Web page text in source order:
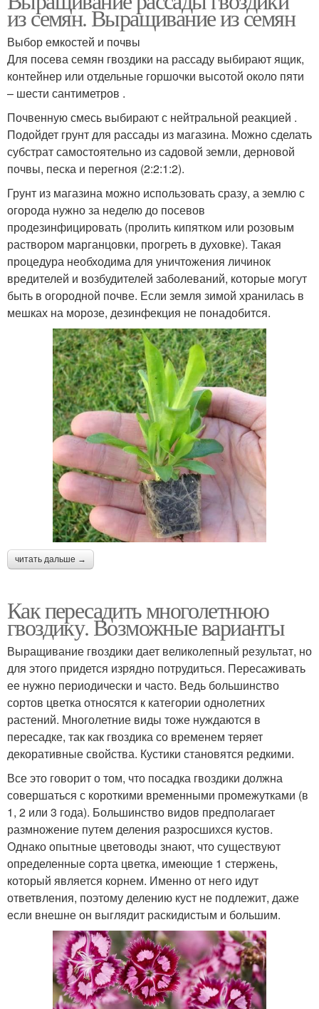
из семян. Выращивание из семян
Выбор емкостей и почвы
Для посева семян гвоздики на рассаду выбирают ящик,
контейнер или отдельные горшочки высотой около пяти
– шести сантиметров .
Почвенную смесь выбирают с нейтральной реакцией .
Подойдет грунт для рассады из магазина. Можно сделать
субстрат самостоятельно из садовой земли, дерновой
почвы, песка и перегноя (2:2:1:2).
Грунт из магазина можно использовать сразу, а землю с
огорода нужно за неделю до посевов
продезинфицировать (пролить кипятком или розовым
раствором марганцовки, прогреть в духовке). Такая
процедура необходима для уничтожения личинок
вредителей и возбудителей заболеваний, которые могут
быть в огородной почве. Если земля зимой хранилась в
мешках на морозе, дезинфекция не понадобится.
читать дальше →
Как пересадить многолетнюю
гвоздику. Возможные варианты
Выращивание гвоздики дает великолепный результат, но
для этого придется изрядно потрудиться. Пересаживать
ее нужно периодически и часто. Ведь большинство
сортов цветка относятся к категории однолетних
растений. Многолетние виды тоже нуждаются в
пересадке, так как гвоздика со временем теряет
декоративные свойства. Кустики становятся редкими.
Все это говорит о том, что посадка гвоздики должна
совершаться с короткими временными промежутками (в
1, 2 или 3 года). Большинство видов предполагает
размножение путем деления разросшихся кустов.
Однако опытные цветоводы знают, что существуют
определенные сорта цветка, имеющие 1 стержень,
который является корнем. Именно от него идут
ответвления, поэтому делению куст не подлежит, даже
если внешне он выглядит раскидистым и большим.